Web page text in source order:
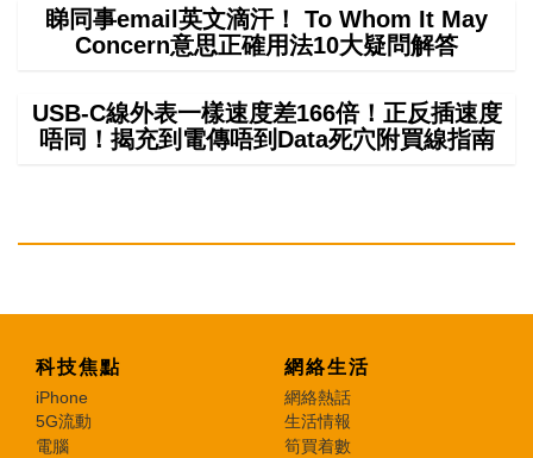
睇同事email英文滴汗！ To Whom It May
Concern意思正確用法10大疑問解答
USB-C線外表一樣速度差166倍！正反插速度
唔同！揭充到電傳唔到Data死穴附買線指南
科技焦點
iPhone
5G流動
電腦
網絡生活
網絡熱話
生活情報
筍買着數